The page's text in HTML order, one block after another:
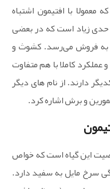
با افتیمون اشتباه
زیاد است که در بعضی
به فروش می‌رسد. کشوث و
عملکرد کاملا با هم متفاوت
دارند. از نام های دیگر
و برش اشاره کرد.
این گیاه است که خواص
سرخ مایل به سفید دارد.